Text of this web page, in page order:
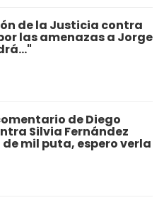
de la Justicia contra
las amenazas a Jorge
de Diego
Silvia Fernández
de mil puta, espero verla